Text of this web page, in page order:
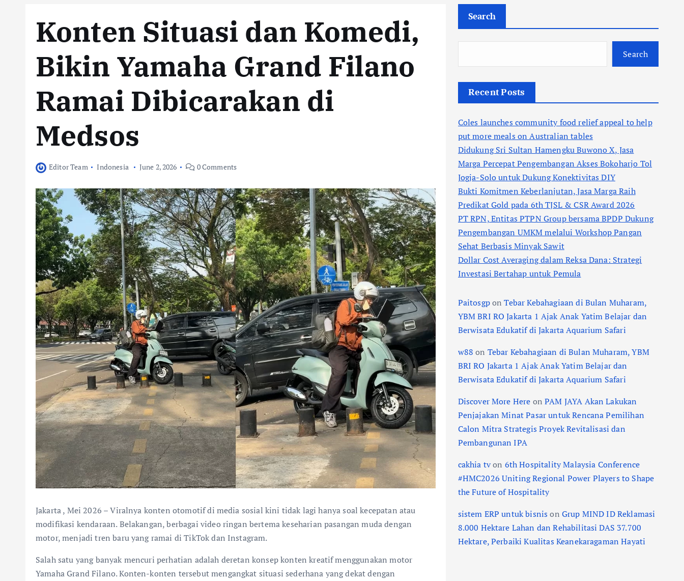
Konten Situasi dan Komedi,
Bikin Yamaha Grand Filano
Ramai Dibicarakan di
Medsos
Editor Team Indonesia June 2, 2026 0 Comments
Jakarta , Mei 2026 – Viralnya konten otomotif di media sosial kini tidak lagi hanya soal kecepatan atau
modifikasi kendaraan. Belakangan, berbagai video ringan bertema keseharian pasangan muda dengan
motor, menjadi tren baru yang ramai di TikTok dan Instagram.
Salah satu yang banyak mencuri perhatian adalah deretan konsep konten kreatif menggunakan motor
Yamaha Grand Filano. Konten-konten tersebut mengangkat situasi sederhana yang dekat dengan
Search
Search
Recent Posts
Coles launches community food relief appeal to help
put more meals on Australian tables
Didukung Sri Sultan Hamengku Buwono X, Jasa
Marga Percepat Pengembangan Akses Bokoharjo Tol
Jogja-Solo untuk Dukung Konektivitas DIY
Bukti Komitmen Keberlanjutan, Jasa Marga Raih
Predikat Gold pada 6th TJSL & CSR Award 2026
PT RPN, Entitas PTPN Group bersama BPDP Dukung
Pengembangan UMKM melalui Workshop Pangan
Sehat Berbasis Minyak Sawit
Dollar Cost Averaging dalam Reksa Dana: Strategi
Investasi Bertahap untuk Pemula
PaitosgponTebar Kebahagiaan di Bulan Muharam,
YBM BRI RO Jakarta 1 Ajak Anak Yatim Belajar dan
Berwisata Edukatif di Jakarta Aquarium Safari
w88 on Tebar Kebahagiaan di Bulan Muharam, YBM
BRI RO Jakarta 1 Ajak Anak Yatim Belajar dan
Berwisata Edukatif di Jakarta Aquarium Safari
Discover More Here onPAM JAYA Akan Lakukan
Penjajakan Minat Pasar untuk Rencana Pemilihan
Calon Mitra Strategis Proyek Revitalisasi dan
Pembangunan IPA
cakhia tvon 6th Hospitality Malaysia Conference
#HMC2026 Uniting Regional Power Players to Shape
the Future of Hospitality
sistem ERP untuk bisnison Grup MIND ID Reklamasi
8.000 Hektare Lahan dan Rehabilitasi DAS 37.700
Hektare, Perbaiki Kualitas Keanekaragaman Hayati